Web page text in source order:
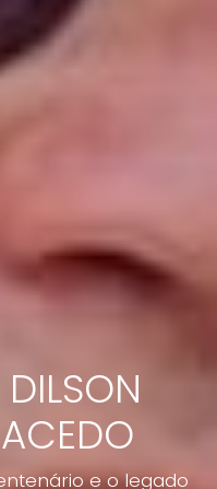
e o legado